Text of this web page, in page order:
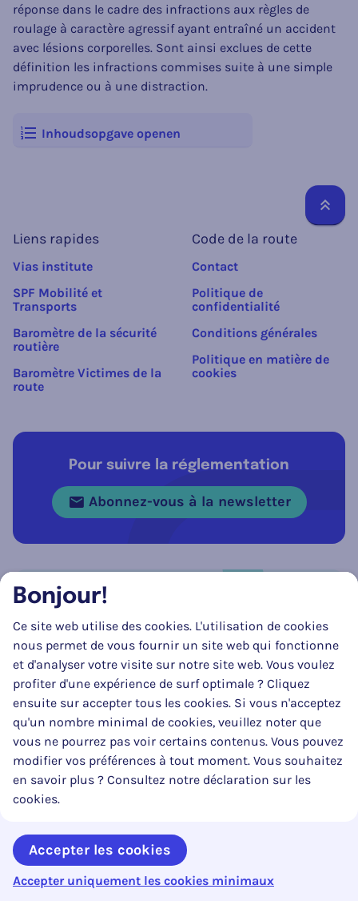
Inhoudsopgave openen
réponse dans le cadre des infractions aux règles de
roulage à caractère agressif ayant entraîné un accident
avec lésions corporelles. Sont ainsi exclues de cette
définition les infractions commises suite à une simple
imprudence ou à une distraction.
Liens rapides
Vias institute
SPF Mobilité et
Transports
Baromètre de la sécurité
routière
Baromètre Victimes de la
route
Code de la route
Contact
Politique de
confidentialité
Conditions générales
Politique en matière de
cookies
Pour suivre la réglementation
Abonnez-vous à la newsletter
Suivez-nous sur
FacebookInstagramLinkedIn
La mise à jour de ce site web a pu être réalisée en partie grâce au
soutien substantiel et financier du SPF Mobilité & Transports.
Copyright © 2026 Code de la Route. Tous droits réservés.
Bonjour!
Ce site web utilise des cookies. L'utilisation de cookies
nous permet de vous fournir un site web qui fonctionne
et d'analyser votre visite sur notre site web. Vous voulez
profiter d'une expérience de surf optimale ? Cliquez
ensuite sur accepter tous les cookies. Si vous n'acceptez
qu'un nombre minimal de cookies, veuillez noter que
vous ne pourrez pas voir certains contenus. Vous pouvez
modifier vos préférences à tout moment. Vous souhaitez
en savoir plus ? Consultez notre déclaration sur les
cookies.
Accepter les cookies
Accepter uniquement les cookies minimaux